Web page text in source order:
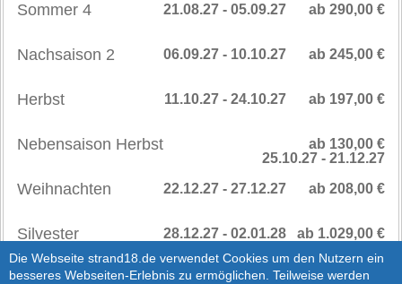
Die Webseite strand18.de verwendet Cookies um den Nutzern ein
besseres Webseiten-Erlebnis zu ermöglichen. Teilweise werden
Sommer 4 ab 290,00 €
21.08.27 - 05.09.27
Nachsaison 2 ab 245,00 €
06.09.27 - 10.10.27
Herbst ab 197,00 €
11.10.27 - 24.10.27
Nebensaison Herbst
ab 130,00 €
25.10.27 - 21.12.27
Weihnachten ab 208,00 €
22.12.27 - 27.12.27
Silvester ab 1.029,00 €
28.12.27 - 02.01.28
>
SAISONPREISE